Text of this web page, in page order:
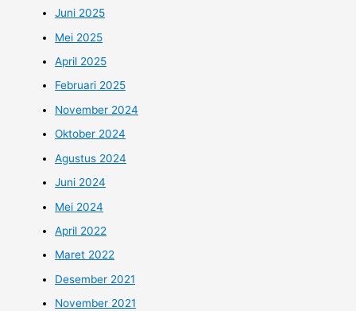
Juni 2025
Mei 2025
April 2025
Februari 2025
November 2024
Oktober 2024
Agustus 2024
Juni 2024
Mei 2024
April 2022
Maret 2022
Desember 2021
November 2021